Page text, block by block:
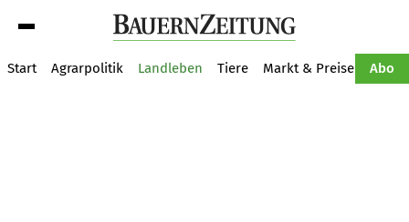
Start Agrarpolitik Landleben Tiere Markt & Preise Abo